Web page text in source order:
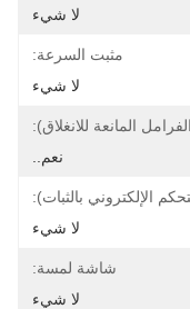
لا شيء
مثبت السرعة:
لا شيء
نعم..
لا شيء
شاشة لمسة:
لا شيء